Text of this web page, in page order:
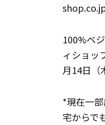
100%ベ
ィショッ
月14日（
*現在一
宅からで